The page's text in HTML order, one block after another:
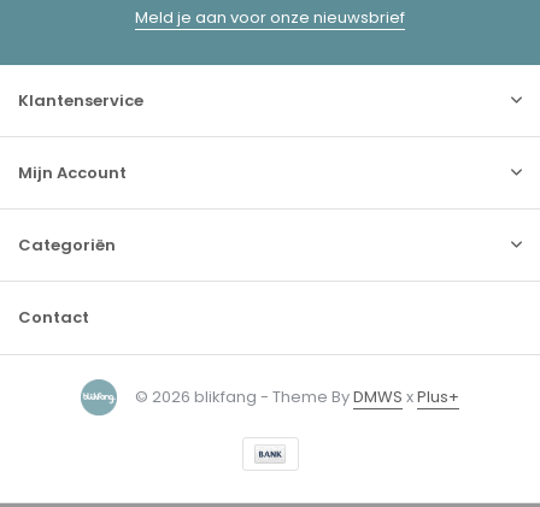
Meld je aan voor onze nieuwsbrief
Klantenservice
Mijn Account
Categoriën
Contact
© 2026 blikfang - Theme ByDMWS xPlus+